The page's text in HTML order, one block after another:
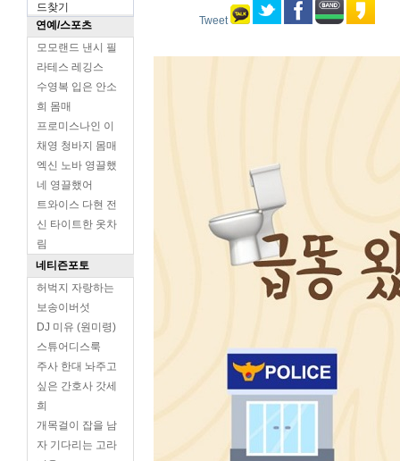
드찾기
연예/스포츠
모모랜드 낸시 필
라테스 레깅스
수영복 입은 안소
희 몸매
프로미스나인 이
채영 청바지 몸매
엑신 노바 영끌했
네 영끌했어
트와이스 다현 전
신 타이트한 옷차
림
네티즌포토
허벅지 자랑하는
보송이버섯
DJ 미유 (원미령)
스튜어디스룩
주사 한대 놔주고
싶은 간호사 갓세
희
개목걸이 잡을 남
자 기다리는 고라
Tweet